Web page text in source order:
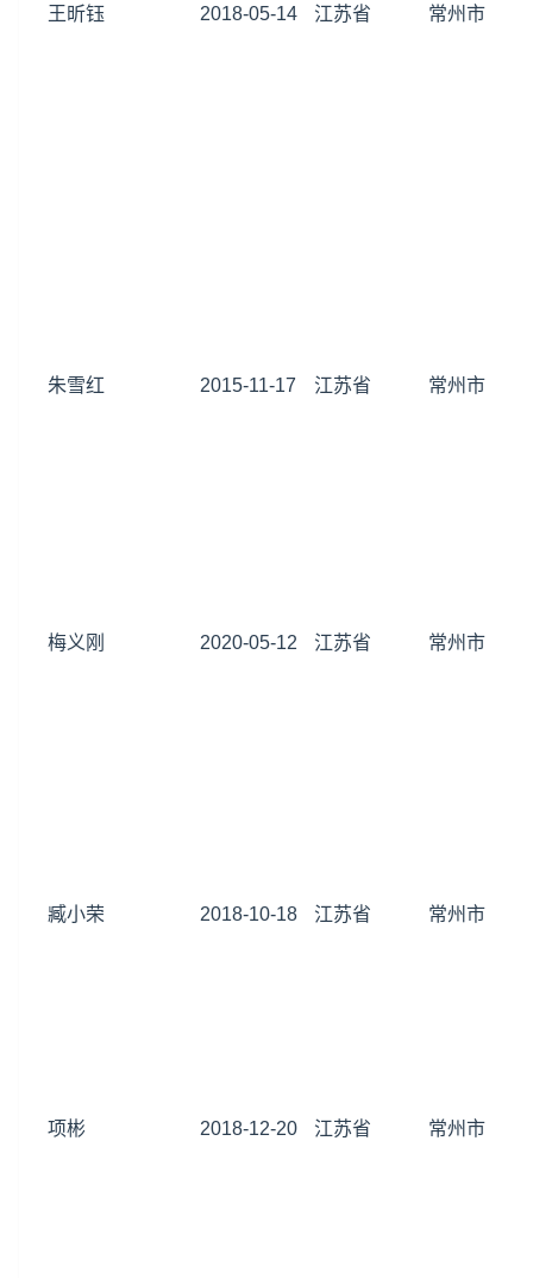
王昕钰 2018-05-14 江苏省 常州市
朱雪红 2015-11-17 江苏省 常州市
梅义刚 2020-05-12 江苏省 常州市
臧小荣 2018-10-18 江苏省 常州市
项彬 2018-12-20 江苏省 常州市